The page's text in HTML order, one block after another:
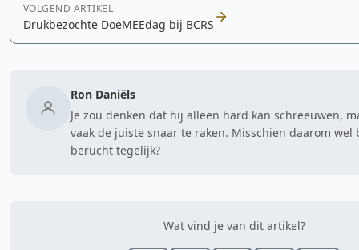
VOLGEND ARTIKEL
Drukbezochte DoeMEEdag bij BCRS
Ron Daniëls
Je zou denken dat hij alleen hard kan schreeuwen,
vaak de juiste snaar te raken. Misschien daarom wel
berucht tegelijk?
Wat vind je van dit artikel?